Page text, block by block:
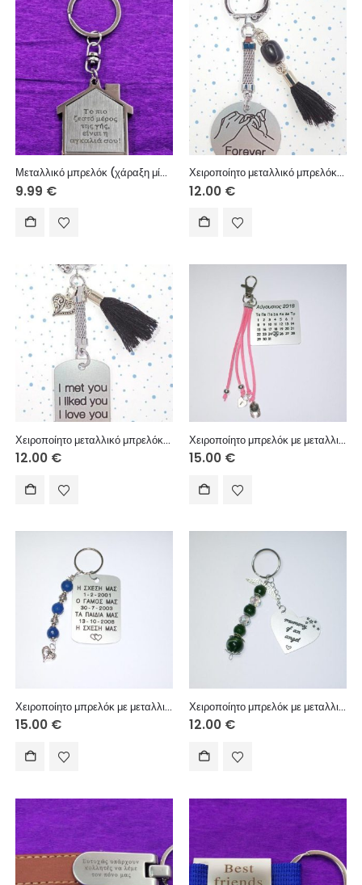
Μεταλλικό μπρελόκ (χάραξη μία πλευρά – κείμενο επιλογής σας)
9.99 €
Χειροποίητο μεταλλικό μπρελόκ με μεταλλικό στοιχείο, ακρυλική χάντρα, χειροποίητη φούντα.
12.00 €
Χειροποίητο μεταλλικό μπρελόκ με μεταλλικό στοιχείο, χειροποίητη φούντα.
12.00 €
Χειροποίητο μπρελόκ με μεταλλικό στοιχείο ημερολόγιο, σουέτ κορδόνι και μεταλλικά διακοσμητικά στοιχεία
15.00 €
Χειροποίητο μπρελόκ με μεταλλική ταυτότητα, χάντρες αχάτη και μεταλλικά διακοσμητικά στοιχεία
15.00 €
Χειροποίητο μπρελόκ με μεταλλικό στοιχείο καρδιά, χάντρες αχάτη, κεραμική χάντρα και κρυσταλλάκια
12.00 €